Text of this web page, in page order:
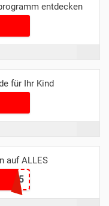
entdecken
für Ihr Kind
auf ALLES